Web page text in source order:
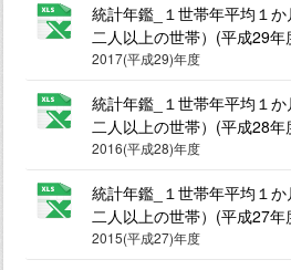
統計年鑑_１世帯年平均１
二人以上の世帯）(平成29
2017(平成29)年度
統計年鑑_１世帯年平均１
二人以上の世帯）(平成28
2016(平成28)年度
統計年鑑_１世帯年平均１
二人以上の世帯）(平成27
2015(平成27)年度